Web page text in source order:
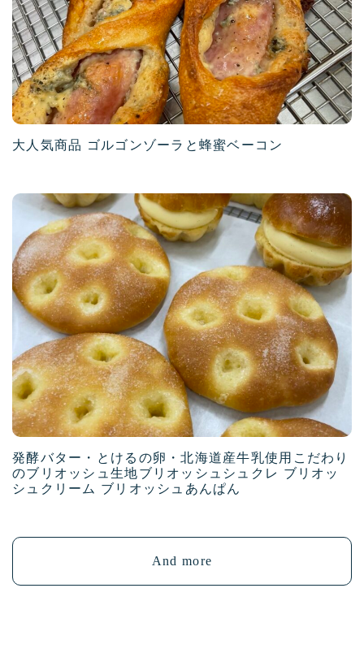
大人気商品 ゴルゴンゾーラと蜂蜜ベーコン
発酵バター・とけるの卵・北海道産牛乳使用こだわり
のブリオッシュ生地ブリオッシュシュクレ ブリオッ
シュクリーム ブリオッシュあんぱん
And more